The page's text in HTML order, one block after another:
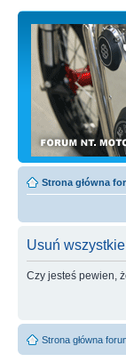
Strona główna
Usuń
Czy jesteś pewien,
Strona główna